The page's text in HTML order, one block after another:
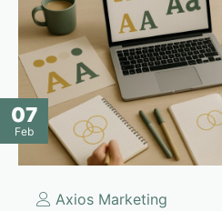
07
Feb
Axios Marketing